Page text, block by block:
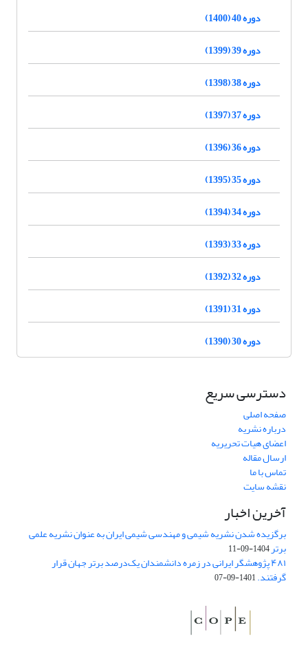
دوره 40 (1400)
دوره 39 (1399)
دوره 38 (1398)
دوره 37 (1397)
دوره 36 (1396)
دوره 35 (1395)
دوره 34 (1394)
دوره 33 (1393)
دوره 32 (1392)
دوره 31 (1391)
دوره 30 (1390)
دسترسی سریع
صفحه اصلی
درباره نشریه
اعضای هیات تحریریه
ارسال مقاله
تماس با ما
نقشه سایت
آخرین اخبار
برگزیده شدن نشریه شیمی و مهندسی شیمی ایران به عنوان نشریه علمی
برتر1404-09-11
۴۸۱ پژوهشگر ایرانی در زمره دانشمندان یک‌درصد برتر جهان قرار
گرفتند.1401-09-07